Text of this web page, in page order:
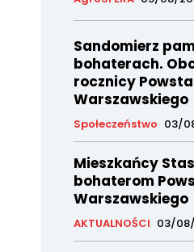
Sandomierz
bohaterach.
rocznicy
Warszawskiego
Społeczeństwo 03/
Mieszkańcy
bohaterom
Warszawskiego
AKTUALNOŚCI 03/